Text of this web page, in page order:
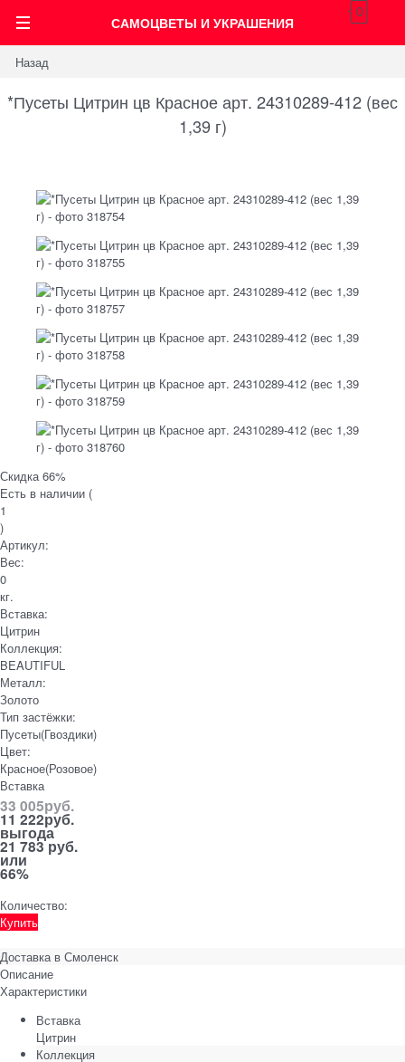
САМОЦВЕТЫ И УКРАШЕНИЯ
0
Назад
*Пусеты Цитрин цв Красное арт. 24310289-412 (вес
1,39 г)
Скидка 66%
Есть в наличии (
1
)
Артикул:
Вес:
0
кг.
Вставка:
Цитрин
Коллекция:
BEAUTIFUL
Металл:
Золото
Тип застёжки:
Пусеты(Гвоздики)
Цвет:
Красное(Розовое)
Вставка
33 005руб.
11 222руб.
выгода
21 783 руб.
или
66%
Количество:
Купить
Доставка в Смоленск
Описание
Характеристики
Вставка
Цитрин
Коллекция